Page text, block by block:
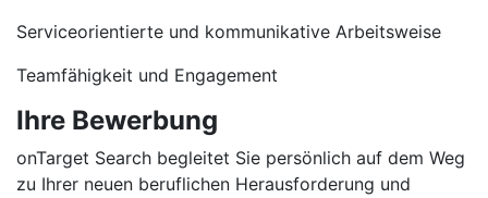
Serviceorientierte und kommunikative Arbeitsweise
Teamfähigkeit und Engagement
Ihre Bewerbung
onTarget Search begleitet Sie persönlich auf dem Weg
zu Ihrer neuen beruflichen Herausforderung und